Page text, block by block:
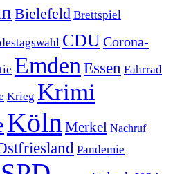
Bielefeld Brettspiel
CDUCorona-
Emden Essen Fahrrad
Krieg Krimi
KölnMerkel Nachruf
Pandemie